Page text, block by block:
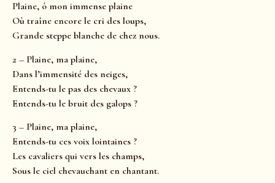
Plaine, ô mon immense plaine
Où traîne encore le cri des loups,
Grande steppe blanche de chez nous.
2 – Plaine, ma plaine,
Dans l’immensité des neiges,
Entends-tu le pas des chevaux ?
Entends-tu le bruit des galops ?
3 – Plaine, ma plaine,
Entends-tu ces voix lointaines ?
Les cavaliers qui vers les champs,
Sous le ciel chevauchant en chantant.